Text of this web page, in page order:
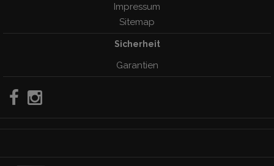
Impressum
Sitemap
Sicherheit
Garantien